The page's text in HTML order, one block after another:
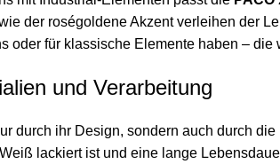
der roségoldene Akzent verleihen der
oder für klassische Elemente haben – die
und Verarbeitung
durch ihr Design, sondern auch durch
lackiert ist und eine lange